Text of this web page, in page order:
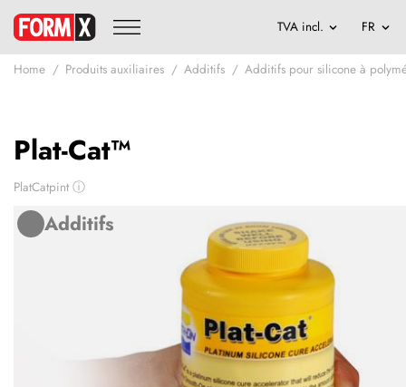
Home Produits auxiliaires Additifs Additifs pour silicone à
Plat-Cat™
PlatCatpint ⓘ
Additifs